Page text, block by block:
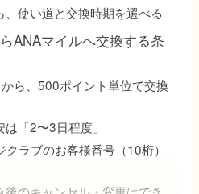
、使い道と交換時期を選べる
ANAマイルへ交換する条
ら、500ポイント単位で交換
「2〜3日程度」
ラブのお客様番号（10桁）